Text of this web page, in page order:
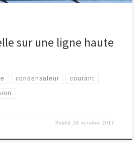
sur une ligne haute
condensateur courant
Publié28 octobre 2017